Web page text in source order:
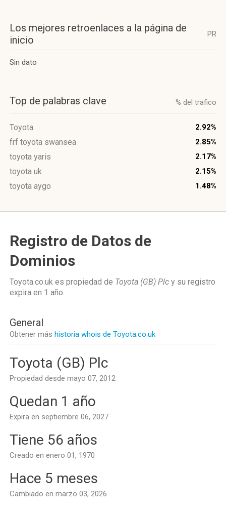
Los mejores retroenlaces a la página de
inicio
PR
Sin dato
Top de palabras clave % del trafico
Toyota 2.92%
frf toyota swansea 2.85%
toyota yaris 2.17%
toyota uk 2.15%
toyota aygo 1.48%
Registro de Datos de
Dominios
Toyota.co.uk es propiedad de Toyota (GB) Plc y su registro
expira en 1 año.
General
Obtener más historia whois de Toyota.co.uk
Toyota (GB) Plc
Propiedad desde mayo 07, 2012
Quedan 1 año
Expira en septiembre 06, 2027
Tiene 56 años
Creado en enero 01, 1970
Hace 5 meses
Cambiado en marzo 03, 2026